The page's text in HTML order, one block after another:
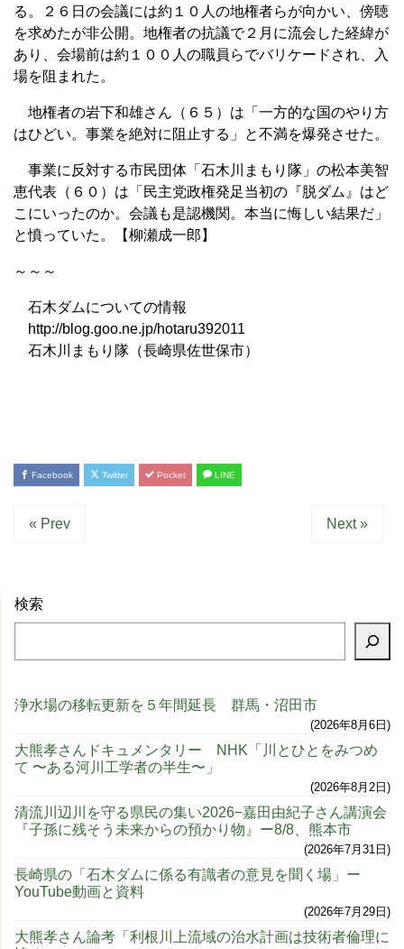
る。２６日の会議には約１０人の地権者らが向かい、傍聴
を求めたが非公開。地権者の抗議で２月に流会した経緯が
あり、会場前は約１００人の職員らでバリケードされ、入
場を阻まれた。
地権者の岩下和雄さん（６５）は「一方的な国のやり方
はひどい。事業を絶対に阻止する」と不満を爆発させた。
事業に反対する市民団体「石木川まもり隊」の松本美智
恵代表（６０）は「民主党政権発足当初の『脱ダム』はど
こにいったのか。会議も是認機関。本当に悔しい結果だ」
と憤っていた。【柳瀬成一郎】
～～～
石木ダムについての情報
http://blog.goo.ne.jp/hotaru392011
石木川まもり隊（長崎県佐世保市）
Facebook Twitter Pocket LINE
« Prev Next »
検索
浄水場の移転更新を５年間延長 群馬・沼田市
2026年8月6日
大熊孝さんドキュメンタリー NHK「川とひとをみつめ
て 〜ある河川工学者の半生〜」
2026年8月2日
清流川辺川を守る県民の集い2026−嘉田由紀子さん講演会
『子孫に残そう未来からの預かり物』ー8/8、熊本市
2026年7月31日
長崎県の「石木ダムに係る有識者の意見を聞く場」ー
YouTube動画と資料
2026年7月29日
大熊孝さん論考「利根川上流域の治水計画は技術者倫理に